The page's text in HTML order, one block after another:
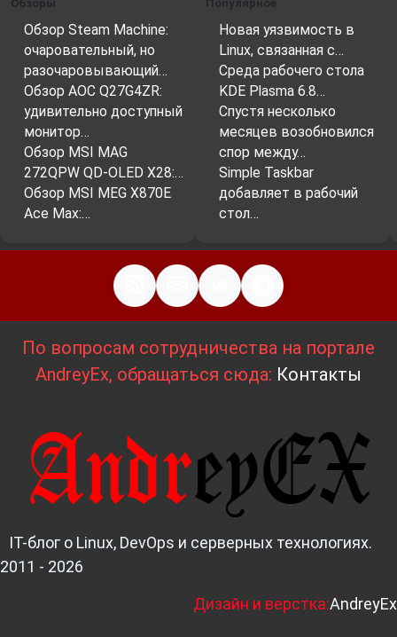
Обзоры
Обзор Steam Machine:
очаровательный, но
разочаровывающий…
Обзор AOC Q27G4ZR:
удивительно доступный
монитор…
Обзор MSI MAG
272QPW QD-OLED X28:…
Обзор MSI MEG X870E
Ace Max:…
Популярное
Новая уязвимость в
Linux, связанная с…
Среда рабочего стола
KDE Plasma 6.8…
Спустя несколько
месяцев возобновился
спор между…
Simple Taskbar
добавляет в рабочий
стол…
По вопросам сотрудничества на портале
AndreyEx, обращаться сюда: Контакты
IT-блог о Linux, DevOps и серверных технологиях.
2011 - 2026
Дизайн и верстка:AndreyEx